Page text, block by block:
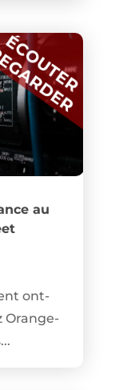
au
ont-
Orange-